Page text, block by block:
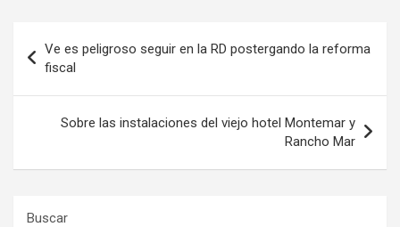
de
entradas
Ve es peligroso seguir en la RD postergando la reforma
fiscal
Sobre las instalaciones del viejo hotel Montemar y
Rancho Mar
Buscar